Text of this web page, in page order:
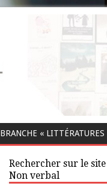
BRANCHE « LITTÉRATURES
Rechercher sur le
Non verbal